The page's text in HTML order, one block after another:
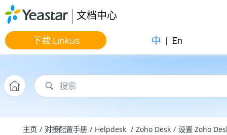
跳转到主要内容
文档中心
下载 Linkus 中 | En
主页 对接配置手册 Helpdesk Zoho Desk
设置 Zoho